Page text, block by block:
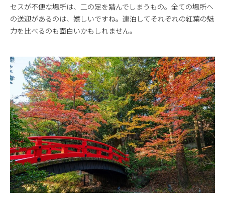
セスが不便な場所は、二の足を踏んでしまうもの。全ての場所へ
の送迎があるのは、嬉しいですね。連泊してそれぞれの紅葉の魅
力を比べるのも面白いかもしれません。